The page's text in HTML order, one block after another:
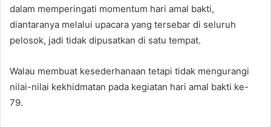
dalam memperingati momentum hari amal bakti,
diantaranya melalui upacara yang tersebar di seluruh
pelosok, jadi tidak dipusatkan di satu tempat.
Walau membuat kesederhanaan tetapi tidak mengurangi
nilai-nilai kekhidmatan pada kegiatan hari amal bakti ke-
79.